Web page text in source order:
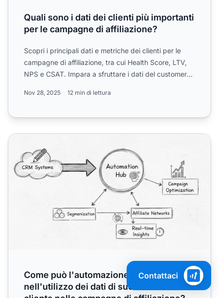
Quali sono i dati dei clienti più importanti
per le campagne di affiliazione?
Scopri i principali dati e metriche dei clienti per le
campagne di affiliazione, tra cui Health Score, LTV,
NPS e CSAT. Impara a sfruttare i dati del customer
Nov 28, 2025 12 min di lettura
Come può l'automazione aiutare nell'utilizzo dei dati di
Come può l'automazione aiutare
nell'utilizzo dei dati di successo del
Contattaci